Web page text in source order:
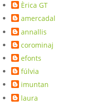
Èrica GT
amercadal
annallis
corominaj
efonts
fúlvia
imuntan
laura